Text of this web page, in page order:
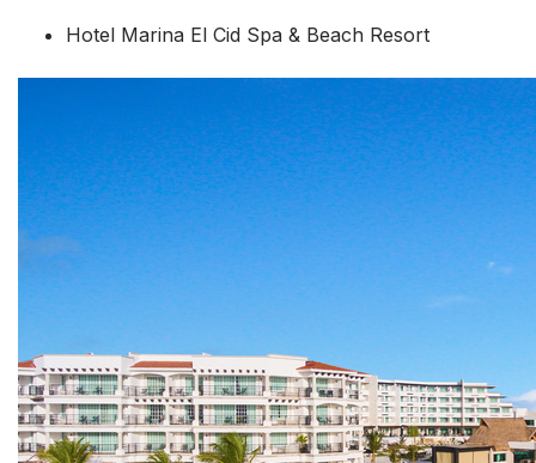
Hotel Marina El Cid Spa & Beach Resort